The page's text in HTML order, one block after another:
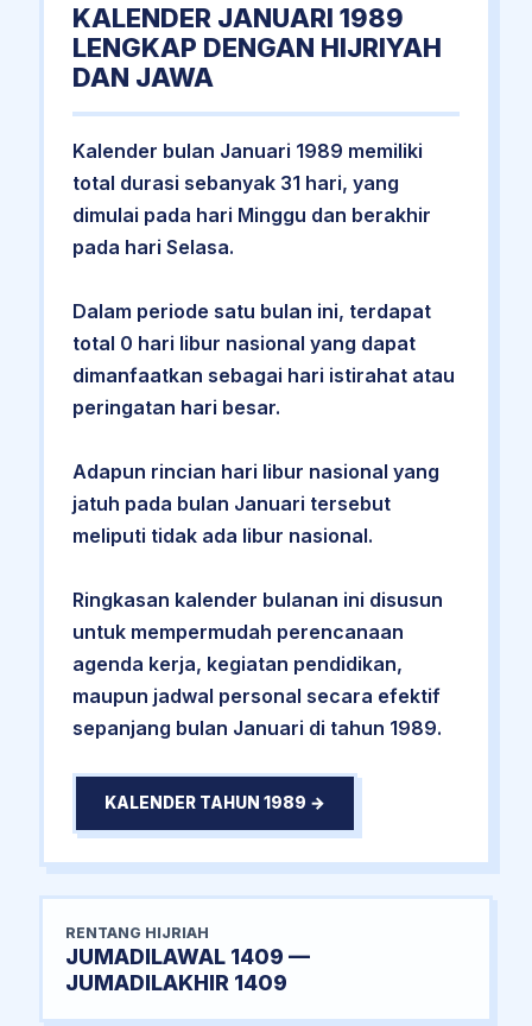
KALENDER JANUARI 1989
LENGKAP DENGAN HIJRIYAH
DAN JAWA
Kalender bulan Januari 1989 memiliki
total durasi sebanyak 31 hari, yang
dimulai pada hari Minggu dan berakhir
pada hari Selasa.
Dalam periode satu bulan ini, terdapat
total 0 hari libur nasional yang dapat
dimanfaatkan sebagai hari istirahat atau
peringatan hari besar.
Adapun rincian hari libur nasional yang
jatuh pada bulan Januari tersebut
meliputi tidak ada libur nasional.
Ringkasan kalender bulanan ini disusun
untuk mempermudah perencanaan
agenda kerja, kegiatan pendidikan,
maupun jadwal personal secara efektif
sepanjang bulan Januari di tahun 1989.
KALENDER TAHUN 1989 →
RENTANG HIJRIAH
JUMADILAWAL 1409 —
JUMADILAKHIR 1409